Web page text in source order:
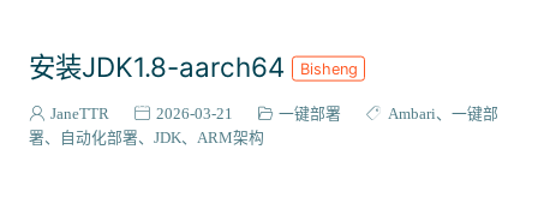
安装JDK1.8-aarch64 Bisheng
JaneTTR 2026-03-21 一键部署 Ambari
一键部
署
自动化部署 JDK ARM架构